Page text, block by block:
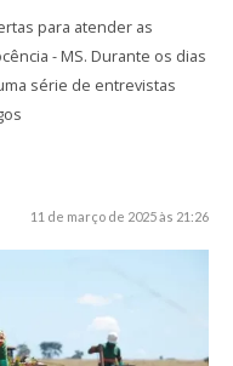
para atender as
- MS. Durante os dias
série de entrevistas
11 de março de 2025 às 21:26